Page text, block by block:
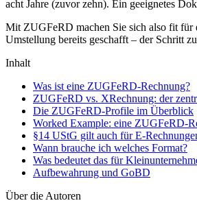
acht Jahre (zuvor zehn). Ein geeignetes
Mit ZUGFeRD machen Sie sich also fit für
Umstellung bereits geschafft – der Schritt
Inhalt
Was ist eine ZUGFeRD-Rechnung?
ZUGFeRD vs. XRechnung: der
Die ZUGFeRD-Profile im Überblick
Worked Example: eine ZUGFeRD-
§14 UStG gilt auch für E-
Wann brauche ich welches Format?
Was bedeutet das für
Aufbewahrung und GoBD
Über die Autoren